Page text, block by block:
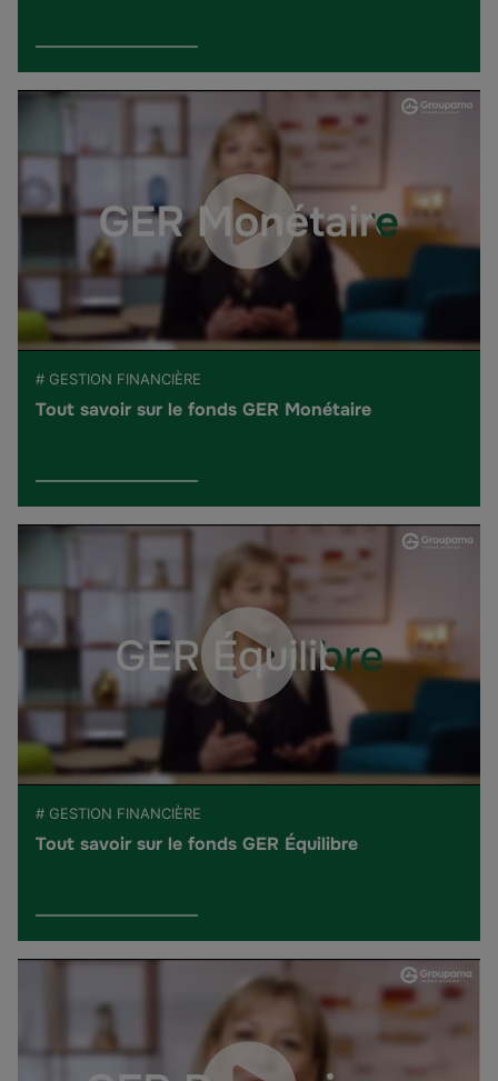
# GESTION FINANCIÈRE
Tout savoir sur le fonds GER Monétaire
# GESTION FINANCIÈRE
Tout savoir sur le fonds GER Équilibre